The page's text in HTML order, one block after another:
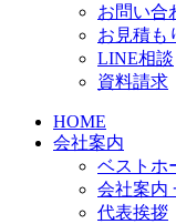
お問い合
お見積も
LINE相談
資料請求
HOME
会社案内
ベストホ
会社案内
代表挨拶